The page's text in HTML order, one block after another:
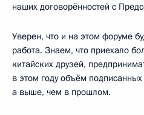
наших договорённостей с
Уверен, что и на этом форуме
работа. Знаем, что приехало
китайских друзей,
в этом году объём
а выше, чем в прошлом.